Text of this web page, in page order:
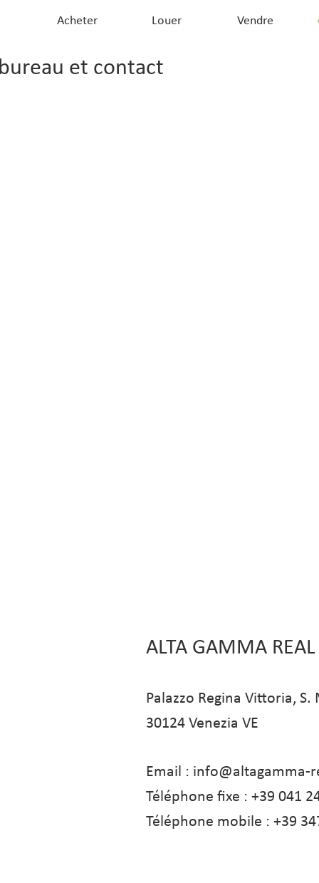
Acheter Louer Vendre
et contact
ALTA GAMMA
Palazzo Regina Vittoria, S.
30124 Venezia VE
Email : info@altagamma-
Téléphone fixe : +39 041
Téléphone mobile : +39